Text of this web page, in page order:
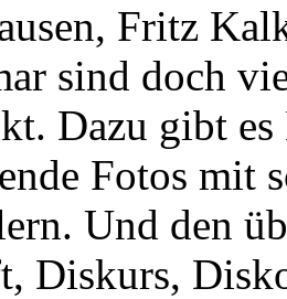
Fritz
sind doch
Dazu gibt
Fotos mit
Und den
Diskurs,